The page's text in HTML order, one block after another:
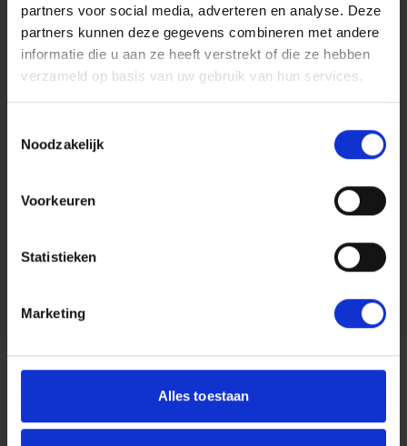
partners voor social media, adverteren en analyse. Deze
partners kunnen deze gegevens combineren met andere
informatie die u aan ze heeft verstrekt of die ze hebben
verzameld op basis van uw gebruik van hun services.
Noodzakelijk
Voorkeuren
Statistieken
Marketing
Alles toestaan
elkaar ontmoet en verder brengt. Als partner van
PLNT levert TK waardevolle juridische
ondersteuning aan deze startups.
plnt.nl
NICO Notarissen
Notarissen, een landelijk samenwerkingsverband
200 juristen die samenwerken op vakinhoudelijk
www.niconotarissen.nl